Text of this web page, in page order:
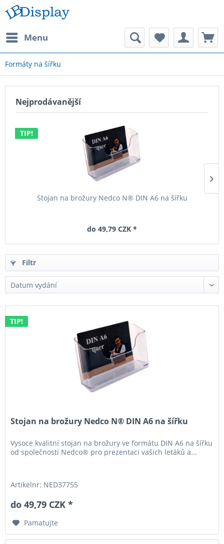
Menu
Formáty na šířku
Nejprodávanější
TIP!
Stojan na brožury Nedco N® DIN A6 na šířku
do 49,79 CZK *
Filtr
TIP!
Stojan na brožury Nedco N® DIN A6 na šířku
Vysoce kvalitní stojan na brožury ve formátu DIN A6 na šířku
od společnosti Nedco® pro prezentaci vašich letáků a...
Artikelnr: NED37755
do 49,79 CZK *
Pamatujte